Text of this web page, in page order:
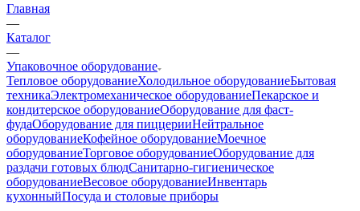
Главная
—
Каталог
—
Упаковочное оборудование
Тепловое оборудованиеХолодильное оборудованиеБытовая
техникаЭлектромеханическое оборудованиеПекарское и
кондитерское оборудованиеОборудование для фаст-
фудаОборудование для пиццерииНейтральное
оборудованиеКофейное оборудованиеМоечное
оборудованиеТорговое оборудованиеОборудование для
раздачи готовых блюдСанитарно-гигиеническое
оборудованиеВесовое оборудованиеИнвентарь
кухонныйПосуда и столовые приборы